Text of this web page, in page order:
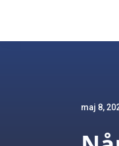
maj 8,